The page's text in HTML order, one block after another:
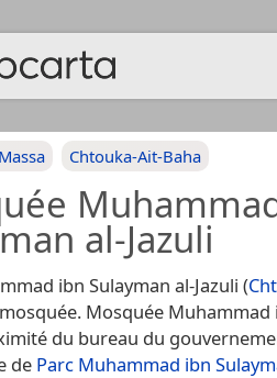
Chtouka-Ait-Baha
al-Jazuli
ibn Sulayman al-Jazuli (
Mosquée Muhammad
du bureau du
de Parc Muhammad ibn